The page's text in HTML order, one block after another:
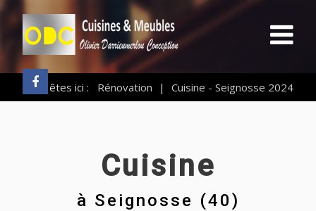
Vous êtes ici : Rénovation | Cuisine - Seignosse 2024
Cuisine
à Seignosse (40)